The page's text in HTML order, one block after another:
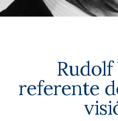
Rudolf
referente